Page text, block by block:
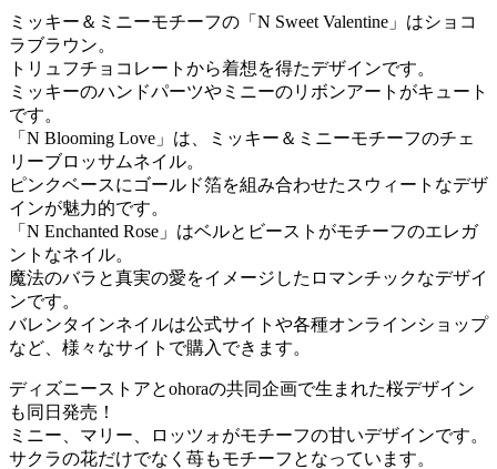
ミッキー＆ミニーモチーフの「N Sweet Valentine」はショコ
ラブラウン。
トリュフチョコレートから着想を得たデザインです。
ミッキーのハンドパーツやミニーのリボンアートがキュート
です。
「N Blooming Love」は、ミッキー＆ミニーモチーフのチェ
リーブロッサムネイル。
ピンクベースにゴールド箔を組み合わせたスウィートなデザ
インが魅力的です。
「N Enchanted Rose」はベルとビーストがモチーフのエレガ
ントなネイル。
魔法のバラと真実の愛をイメージしたロマンチックなデザイ
ンです。
バレンタインネイルは公式サイトや各種オンラインショップ
など、様々なサイトで購入できます。
ディズニーストアとohoraの共同企画で生まれた桜デザイン
も同日発売！
ミニー、マリー、ロッツォがモチーフの甘いデザインです。
サクラの花だけでなく苺もモチーフとなっています。